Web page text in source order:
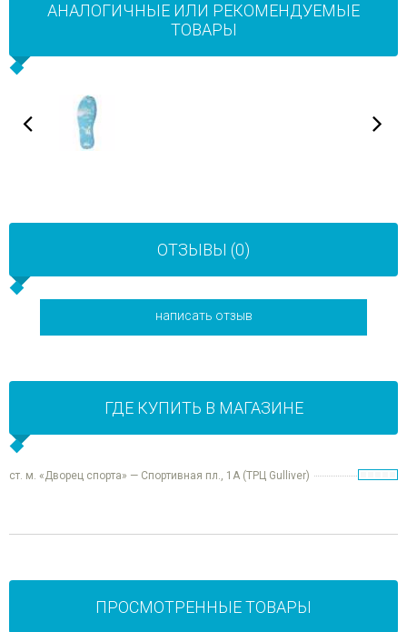
АНАЛОГИЧНЫЕ ИЛИ РЕКОМЕНДУЕМЫЕ
ТОВАРЫ
ОТЗЫВЫ (0)
написать отзыв
ГДЕ КУПИТЬ В МАГАЗИНЕ
ст. м. «Дворец спорта» — Спортивная пл., 1А (ТРЦ Gulliver)
ПРОСМОТРЕННЫЕ ТОВАРЫ